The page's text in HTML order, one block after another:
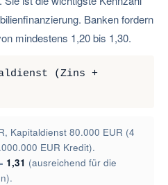
Banken fordern
mindestens 1,20 bis 1,30.
(Zins +
Kapitaldienst 80.000 EUR (4
EUR Kredit).
1,31 (ausreichend für die